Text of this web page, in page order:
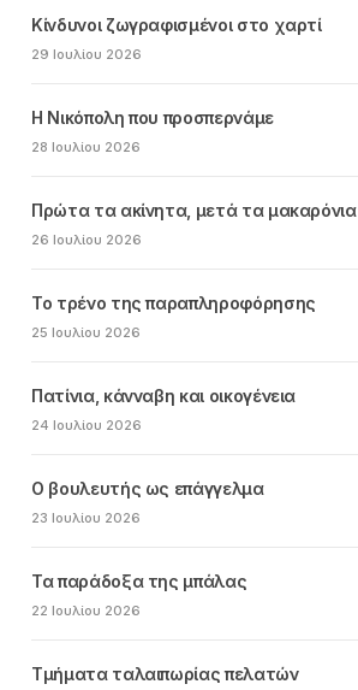
Κίνδυνοι ζωγραφισμένοι στο χαρτί
29 Ιουλίου 2026
Η Νικόπολη που προσπερνάμε
28 Ιουλίου 2026
Πρώτα τα ακίνητα, μετά τα μακαρόνια
26 Ιουλίου 2026
Το τρένο της παραπληροφόρησης
25 Ιουλίου 2026
Πατίνια, κάνναβη και οικογένεια
24 Ιουλίου 2026
Ο βουλευτής ως επάγγελμα
23 Ιουλίου 2026
Τα παράδοξα της μπάλας
22 Ιουλίου 2026
Τμήματα ταλαιπωρίας πελατών